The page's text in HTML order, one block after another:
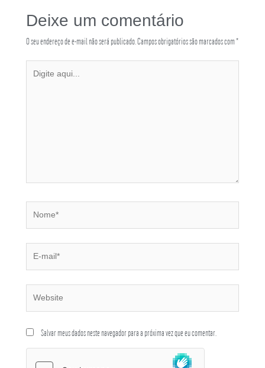
Deixe um comentário
O seu endereço de e-mail não será publicado. Campos obrigatórios são marcados com*
Salvar meus dados neste navegador para a próxima vez que eu comentar.